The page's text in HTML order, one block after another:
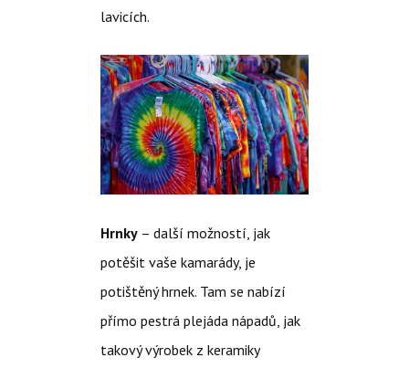
lavicích.
Hrnky – další možností, jak
potěšit vaše kamarády, je
potištěný hrnek. Tam se nabízí
přímo pestrá plejáda nápadů, jak
takový výrobek z keramiky